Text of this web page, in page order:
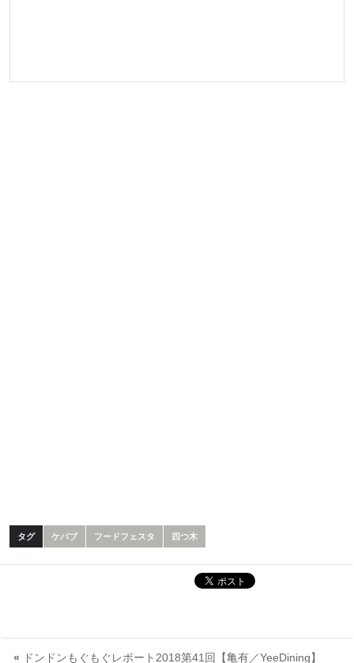
タグ ケバブ フードフェスタ 四つ木
« ドンドンもぐもぐレポート2018第41回【亀有／YeeDining】